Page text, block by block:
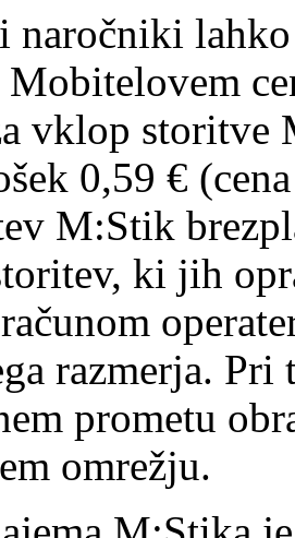
naročniki
vklop storitve
0,59 €
M:Stik
ki jih
razmerja.
prometu
omrežju.